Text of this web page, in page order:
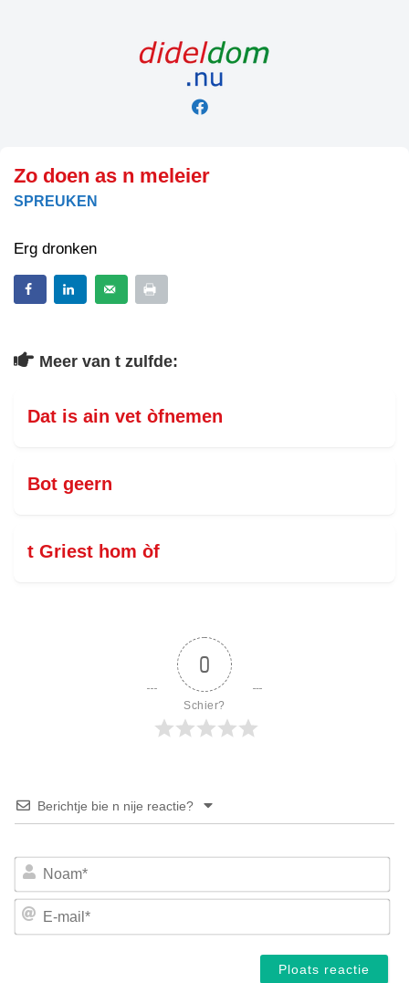
Zo doen as n meleier
SPREUKEN
Erg dronken
Meer van t zulfde:
Dat is ain vet òfnemen
Bot geern
t Griest hom òf
0
Schier?
Berichtje bie n nije reactie?
E-